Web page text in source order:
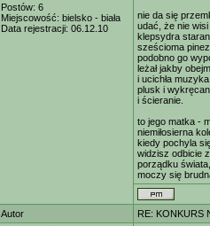
Postów: 6
Miejscowość: bielsko - biała
Data rejestracji: 06.12.10
nie da się
udać, że nie wisi
klepsydra
sześcioma
podobno go
leżał jakby
i ucichła
plusk i
i ścieranie.
to jego matka -
niemiłosierna
kiedy pochyla
widzisz odbicie
porządku
moczy się
Autor
RE: KONKURS